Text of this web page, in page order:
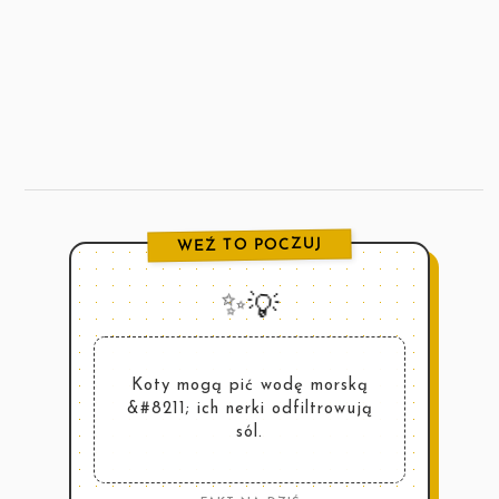
WEŹ TO POCZUJ
✨💡
Koty mogą pić wodę morską
&#8211; ich nerki odfiltrowują
sól.